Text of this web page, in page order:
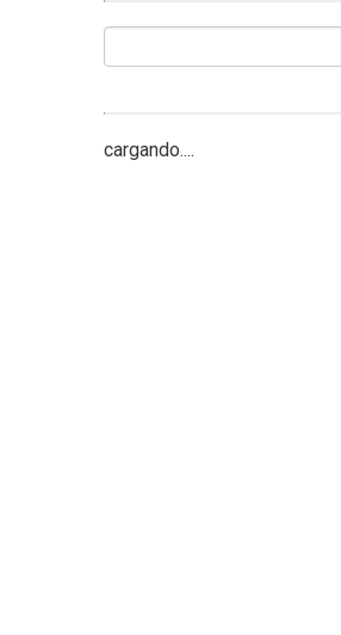
cargando....